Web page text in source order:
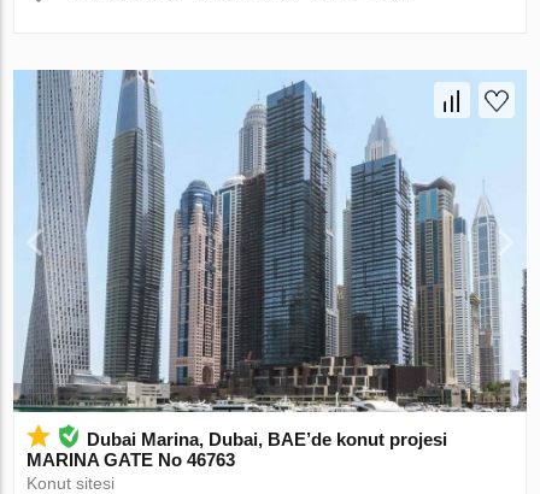
Dubai Marina, Dubai, BAE’de konut projesi
MARINA GATE No 46763
Konut sitesi